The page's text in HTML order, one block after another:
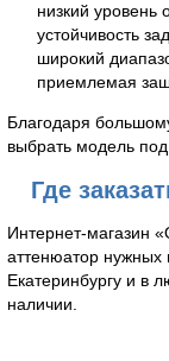
низкий уровень
устойчивость
широкий
приемлемая
Благодаря
выбрать модель
Где
Интернет-магазин
аттенюатор нужных
Екатеринбургу и в
наличии.